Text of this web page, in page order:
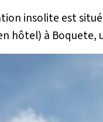
insolite est
hôtel) à